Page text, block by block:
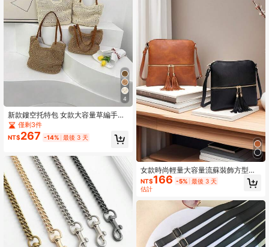
4
新款鏤空托特包 女款大容量草編手提
包 肩背包 復古旅行沙灘包 購物包 夏
季
僅剩3件
NT$267 -14% 最後 3 天
女款時尚輕量大容量流蘇裝飾方型斜
挎包
NT$166 -5% 最後 3 天
估計